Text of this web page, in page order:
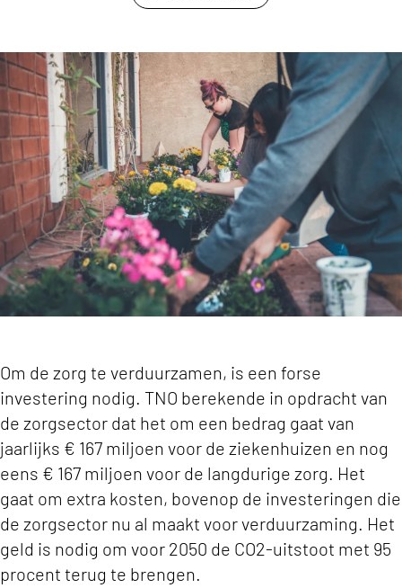
TNO: ‘Forse investering voor verduurzaming
Om de zorg te verduurzamen, is een forse
investering nodig. TNO berekende in opdracht van
de zorgsector dat het om een bedrag gaat van
jaarlijks € 167 miljoen voor de ziekenhuizen en nog
eens € 167 miljoen voor de langdurige zorg. Het
gaat om extra kosten, bovenop de investeringen die
de zorgsector nu al maakt voor verduurzaming. Het
geld is nodig om voor 2050 de CO2-uitstoot met 95
procent terug te brengen.